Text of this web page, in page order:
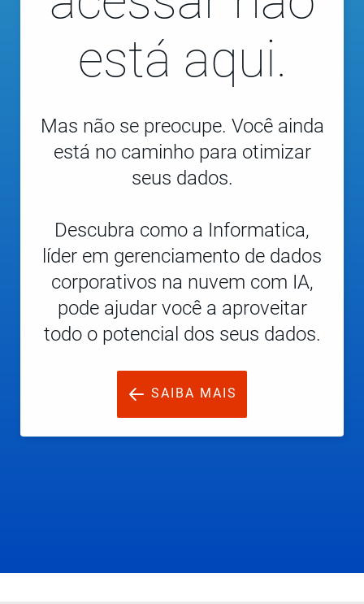
está aqui.
Mas não se preocupe. Você ainda
está no caminho para otimizar
seus dados.
Descubra como a Informatica,
líder em gerenciamento de dados
corporativos na nuvem com IA,
pode ajudar você a aproveitar
todo o potencial dos seus dados.
SAIBA MAIS